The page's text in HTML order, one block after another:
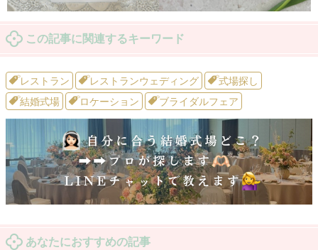
この記事に関連するキーワード
レストラン レストランウェディング
式場探し
結婚式場
ロケーション ブライダルフェア
あなたにおすすめの記事